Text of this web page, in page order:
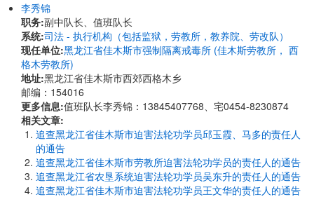
李秀锦
职务:副中队长、值班队长
系统:司法 - 执行机构（包括监狱，劳教所，教养院、劳改队）
现任单位:黑龙江省佳木斯市强制隔离戒毒所 (佳木斯劳教所， 西
格木劳教所)
地址:黑龙江省佳木斯市西郊西格木乡
邮编：154016
更多信息:值班队长李秀锦：13845407768、宅0454-8230874
相关文章:
追查黑龙江省佳木斯市迫害法轮功学员邱玉霞、马多的责任人
的通告
追查黑龙江省佳木斯市劳教所迫害法轮功学员的责任人的通告
追查黑龙江省农垦系统迫害法轮功学员吴东升的责任人的通告
追查黑龙江省佳木斯市迫害法轮功学员王文华的责任人的通告